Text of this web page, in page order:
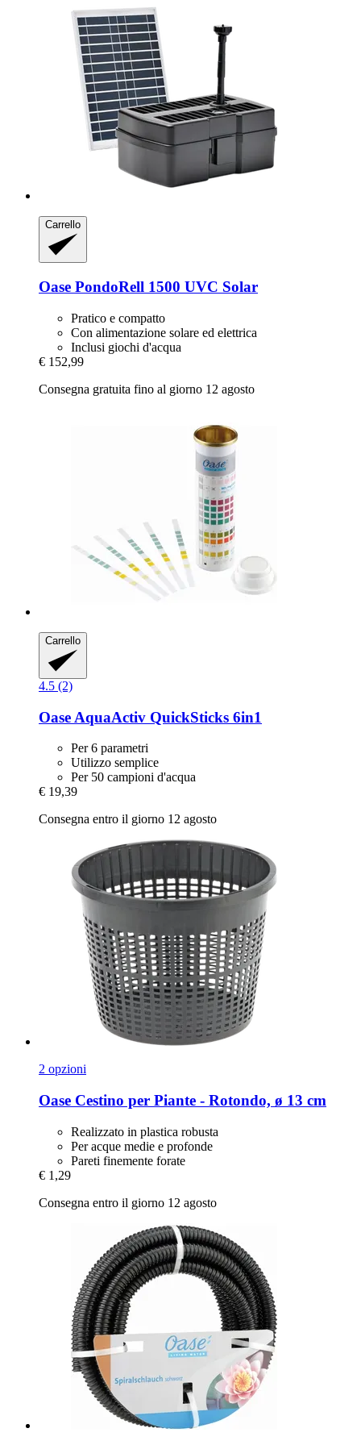
Carrello
Oase PondoRell 1500 UVC Solar
Pratico e compatto
Con alimentazione solare ed elettrica
Inclusi giochi d'acqua
€ 152,99
Consegna gratuita fino al giorno 12 agosto
Carrello
4.5 (2)
Oase AquaActiv QuickSticks 6in1
Per 6 parametri
Utilizzo semplice
Per 50 campioni d'acqua
€ 19,39
Consegna entro il giorno 12 agosto
2 opzioni
Oase Cestino per Piante -​ Rotondo, ø 13 cm
Realizzato in plastica robusta
Per acque medie e profonde
Pareti finemente forate
€ 1,29
Consegna entro il giorno 12 agosto